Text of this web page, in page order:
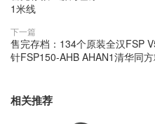
1米线
下一篇
售完存档：134个原装全汉FSP
针FSP150-AHB AHAN1清华同
相关推荐